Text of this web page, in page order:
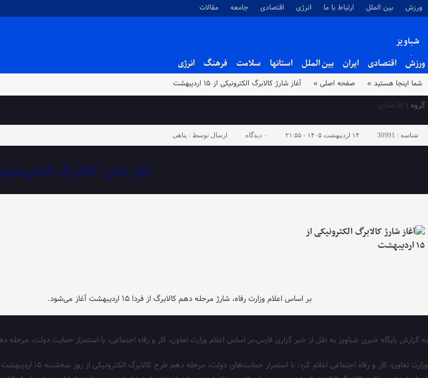
ورزش بین الملل ارتباط با ما انرژی اقتصادی جامعه مقالات
شباویز
پایگاه خبری شباویز
ورزش اقتصادی ایران بین الملل استانها سلامت فرهنگ انرژی
شما اینجا هستید » صفحه اصلی » آغاز شارژ کالابرگ الکترونیکی از ۱۵ اردیبهشت
گروه : اقتصادی
شناسه : 30991 ۱۴ اردیبهشت ۱۴۰۵ - ۲۱:۵۵ ۰ دیدگاه ارسال توسط : پناهی
آغاز شارژ کالابرگ الکترونیکی از ۱۵
بر اساس اعلام وزارت رفاه،‌ شارژ مرحله دهم کالابرگ از فردا ۱۵ اردیبهشت آغاز می‌شود.
به گزارش پایگاه خبری شباویز به نقل از خبر گزاری فارس،بر اساس اعلام وزارت تعاون، کار و رفاه اجتماعی، با استمرار حمایت دولت، مرحله دهم شارژ کالابرگ
وزارت تعاون، کار